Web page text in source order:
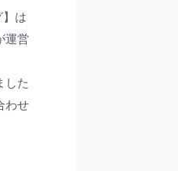
】は
運営
した
わせ